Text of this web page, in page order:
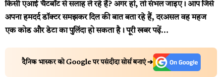
किसी एआई चैटबॉट से सलाह ले रहे हैं? अगर हां, तो संभल जाइए। आप जिसे
अपना हमदर्द डॉक्टर समझकर दिल की बात बता रहे हैं, दरअसल वह महज
एक कोड और डेटा का पुलिंदा हो सकता है।पूरी खबर पढ़ें…
दैनिक भास्कर को Google पर पसंदीदा सोर्स बनाएं ➔